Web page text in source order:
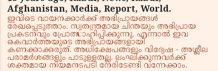
Afghanistan, Media, Report, World.
ഇവിടെ വായനക്കാർക്ക് അഭിപ്രായങ്ങൾ
രേഖപ്പെടുത്താം. സ്വതന്ത്രമായ ചിന്തയും അഭിപ്രായ
പ്രകടനവും പ്രോത്സാഹിപ്പിക്കുന്നു. എന്നാൽ ഇവ
കെവാർത്തയുടെ അഭിപ്രായങ്ങളായി
കണക്കാക്കരുത്. അധിക്ഷേപങ്ങളും വിദ്വേഷ - അശ്ലീല
പരാമർശങ്ങളും പാടുള്ളതല്ല. ലംഘിക്കുന്നവർക്ക്
ശക്തമായ നിയമനടപടി നേരിടേണ്ടി വന്നേക്കാം.